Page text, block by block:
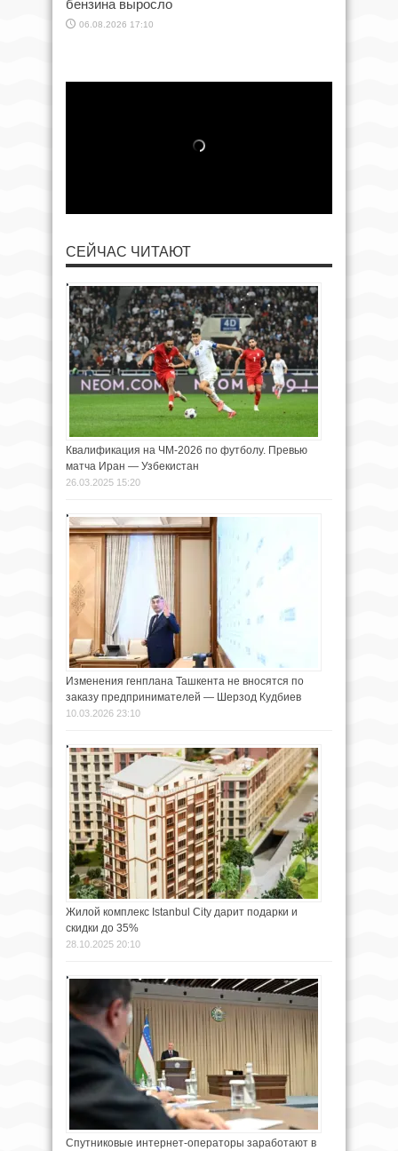
бензина выросло
06.08.2026 17:10
СЕЙЧАС ЧИТАЮТ
Квалификация на ЧМ-2026 по футболу. Превью
матча Иран — Узбекистан
26.03.2025 15:20
Изменения генплана Ташкента не вносятся по
заказу предпринимателей — Шерзод Кудбиев
10.03.2026 23:10
Жилой комплекс Istanbul City дарит подарки и
скидки до 35%
28.10.2025 20:10
Спутниковые интернет-операторы заработают в